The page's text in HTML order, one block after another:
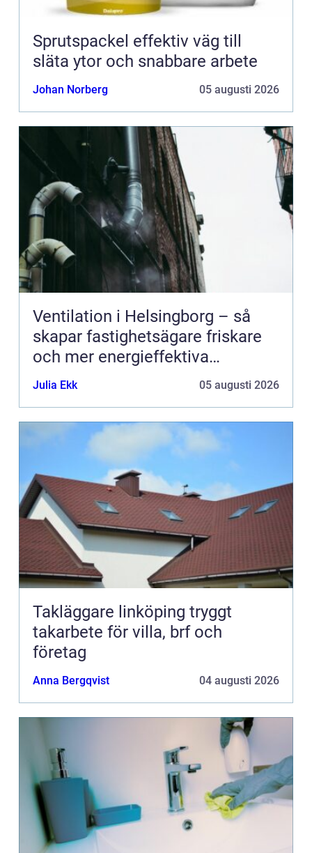
Sprutspackel effektiv väg till
släta ytor och snabbare arbete
Johan Norberg 05 augusti 2026
Ventilation i Helsingborg – så
skapar fastighetsägare friskare
och mer energieffektiva
byggnader
Julia Ekk 05 augusti 2026
Takläggare linköping tryggt
takarbete för villa, brf och
företag
Anna Bergqvist 04 augusti 2026